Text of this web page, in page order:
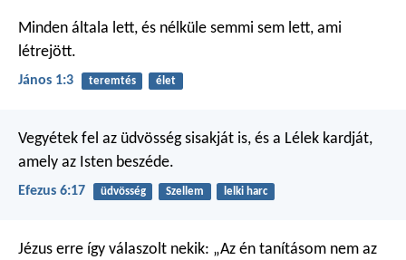
Minden általa lett, és nélküle semmi sem lett, ami
létrejött.
János 1:3 teremtés élet
Vegyétek fel az üdvösség sisakját is, és a Lélek kardját,
amely az Isten beszéde.
Efezus 6:17 üdvösség Szellem lelki harc
Jézus erre így válaszolt nekik: „Az én tanításom nem az